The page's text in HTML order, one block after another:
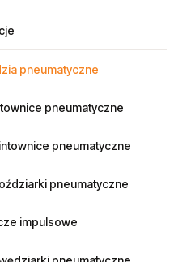
pneumatyczne
pneumatyczne
pneumatyczne
pneumatyczne
impulsowe